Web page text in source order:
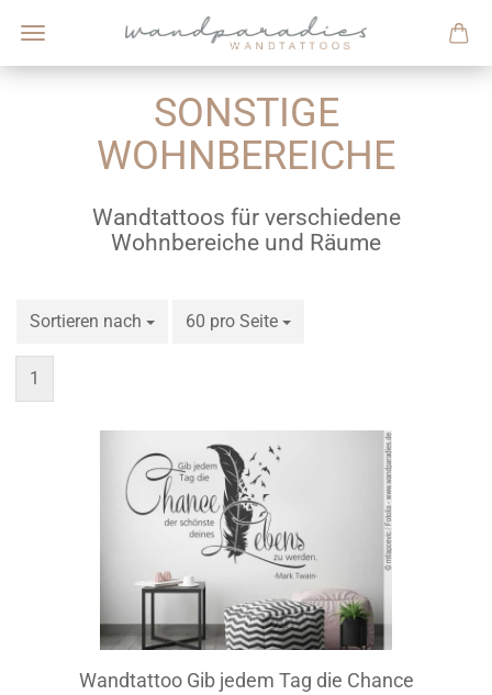
SONSTIGE
WOHNBEREICHE
Wandtattoos für verschiedene
Wohnbereiche und Räume
Sortieren nach
Sortieren nach 60 pro Seite
pro Seite
1
Wandtattoo Gib jedem Tag die Chance